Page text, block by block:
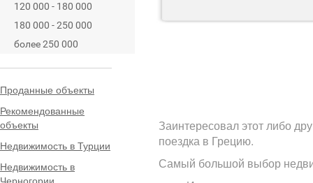
120 000 - 180 000
180 000 - 250 000
более 250 000
Проданные объекты
Рекомендованные
объекты
Недвижимость в Турции
Недвижимость в
Черногории
Заинтересовал этот либо
поездка в Грецию.
Самый большой выбор